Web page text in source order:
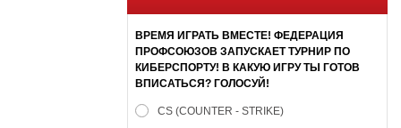
ВРЕМЯ ИГРАТЬ ВМЕСТЕ! ФЕДЕРАЦИЯ
ПРОФСОЮЗОВ ЗАПУСКАЕТ ТУРНИР ПО
КИБЕРСПОРТУ! В КАКУЮ ИГРУ ТЫ ГОТОВ
ВПИСАТЬСЯ? ГОЛОСУЙ!
CS (COUNTER - STRIKE)